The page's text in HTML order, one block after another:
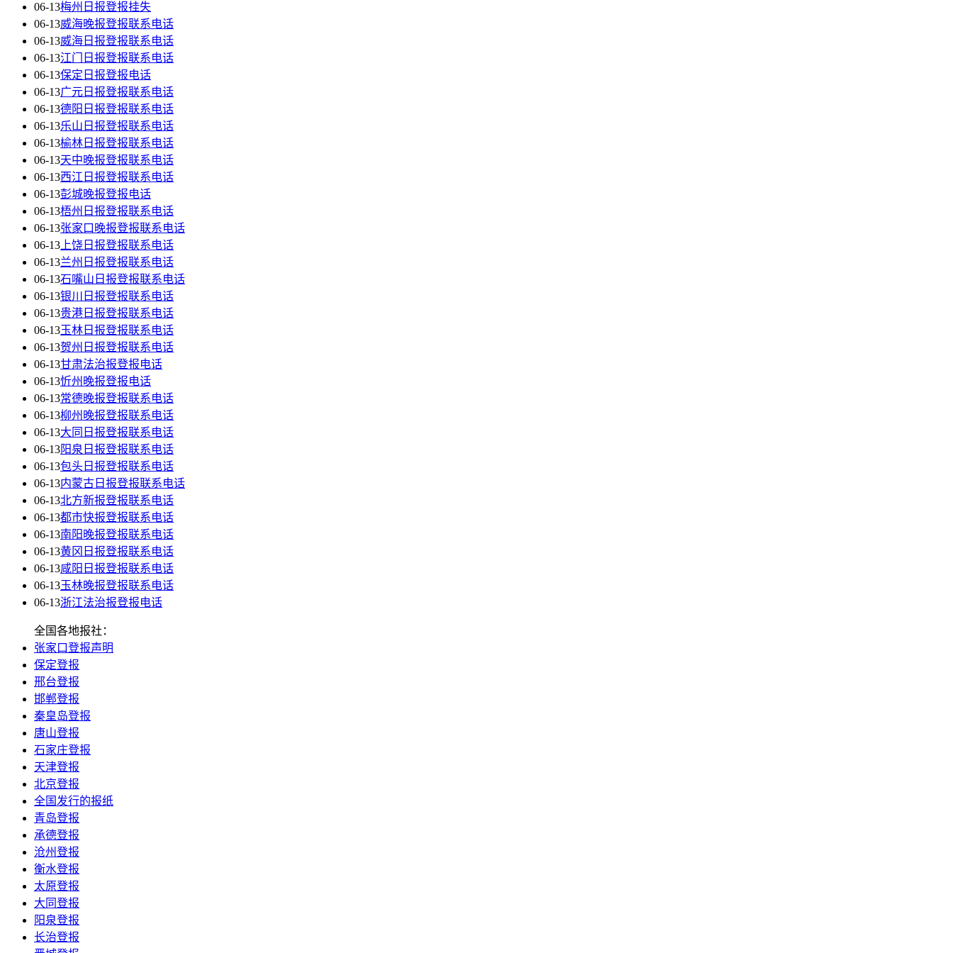
06-13梅州日报登报挂失
06-13威海晚报登报联系电话
06-13威海日报登报联系电话
06-13江门日报登报联系电话
06-13保定日报登报电话
06-13广元日报登报联系电话
06-13德阳日报登报联系电话
06-13乐山日报登报联系电话
06-13榆林日报登报联系电话
06-13天中晚报登报联系电话
06-13西江日报登报联系电话
06-13彭城晚报登报电话
06-13梧州日报登报联系电话
06-13张家口晚报登报联系电话
06-13 上饶日报登报联系电话
06-13兰州日报登报联系电话
06-13石嘴山日报登报联系电话
06-13银川日报登报联系电话
06-13贵港日报登报联系电话
06-13玉林日报登报联系电话
06-13贺州日报登报联系电话
06-13甘肃法治报登报电话
06-13忻州晚报登报电话
06-13常德晚报登报联系电话
06-13柳州晚报登报联系电话
06-13大同日报登报联系电话
06-13阳泉日报登报联系电话
06-13包头日报登报联系电话
06-13内蒙古日报登报联系电话
06-13北方新报登报联系电话
06-13都市快报登报联系电话
06-13南阳晚报登报联系电话
06-13黄冈日报登报联系电话
06-13咸阳日报登报联系电话
06-13玉林晚报登报联系电话
06-13浙江法治报登报电话
全国各地报社：
张家口登报声明
保定登报
邢台登报
邯郸登报
秦皇岛登报
唐山登报
石家庄登报
天津登报
北京登报
全国发行的报纸
青岛登报
承德登报
沧州登报
衡水登报
太原登报
大同登报
阳泉登报
长治登报